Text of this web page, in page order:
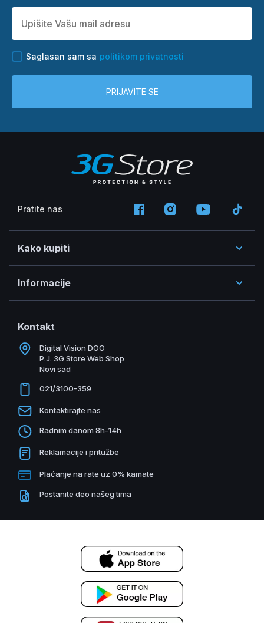
Saglasan sam sa politikom privatnosti
PRIJAVITE SE
Pratite nas
Kako kupiti
Informacije
Kontakt
Digital Vision DOO
P.J. 3G Store Web Shop
Novi sad
021/3100-359
Kontaktirajte nas
Radnim danom 8h-14h
Reklamacije i pritužbe
Plaćanje na rate uz 0% kamate
Postanite deo našeg tima